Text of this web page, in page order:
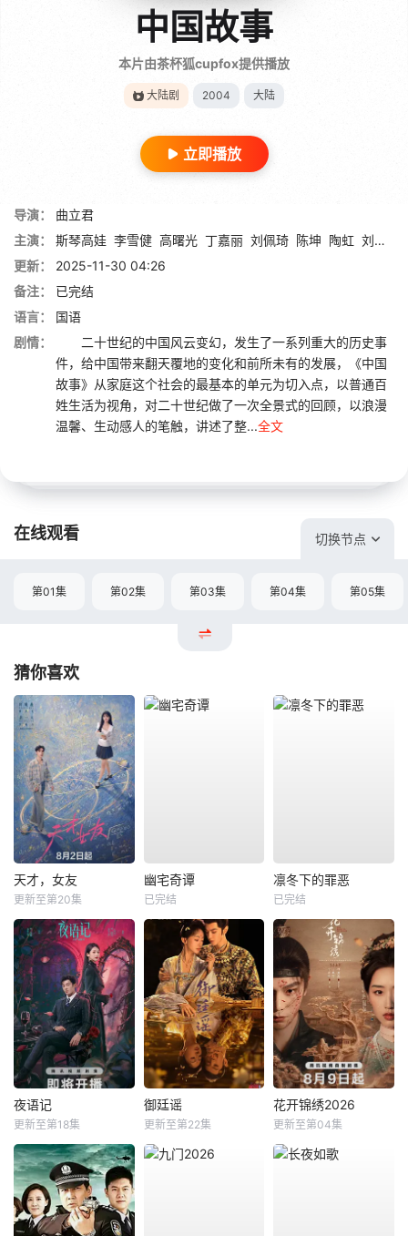
中国故事
本片由茶杯狐cupfox提供播放
大陆剧 2004 大陆
立即播放
导演：
曲立君
主演：
斯琴高娃 李雪健 高曙光 丁嘉丽 刘佩琦 陈坤 陶虹 刘蓓
更新：
2025-11-30 04:26
备注：
已完结
语言：
国语
剧情：
二十世纪的中国风云变幻，发生了一系列重大的历史事
件，给中国带来翻天覆地的变化和前所未有的发展，《中国
故事》从家庭这个社会的最基本的单元为切入点，以普通百
姓生活为视角，对二十世纪做了一次全景式的回顾，以浪漫
温馨、生动感人的笔触，讲述了整...全文
在线观看 切换节点
第01集 第02集 第03集 第04集 第05集
猜你喜欢
天才，女友
更新至第20集
幽宅奇谭
已完结
凛冬下的罪恶
已完结
夜语记
更新至第18集
御廷谣
更新至第22集
花开锦绣2026
更新至第04集